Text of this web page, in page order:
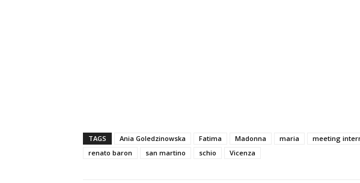
TAGS Ania Goledzinowska Fatima Madonna maria meeting
renato baron
san martino schio Vicenza